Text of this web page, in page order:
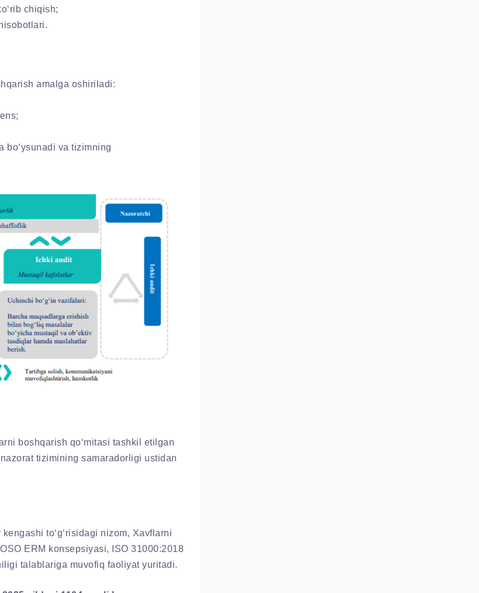
chiqish;
amalga oshiriladi:
bo‘ysunadi va tizimning
boshqarish qo‘mitasi tashkil etilgan
tizimining samaradorligi ustidan
to‘g‘risidagi nizom, Xavflarni
ERM konsepsiyasi, ISO 31000:2018
talablariga muvofiq faoliyat yuritadi.